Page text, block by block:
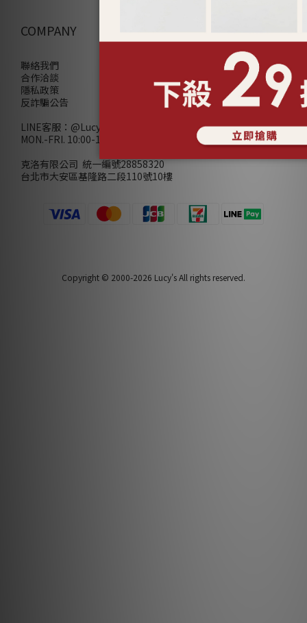
COMPANY
聯絡我們
合作洽談
隱私政策
反詐騙公告
LINE客服： @Lucys
MON.-FRI. 10:00-18:00(不含例假日)
克洛有限公司 統一編號28858320
台北市大安區基隆路二段110號10樓
Copyright © 2000-2026 Lucy's All rights reserved.